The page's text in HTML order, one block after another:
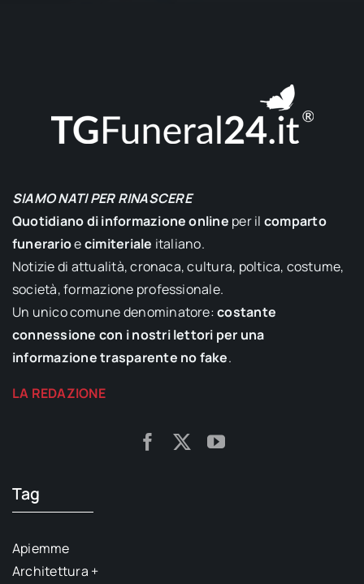
SIAMO NATI PER RINASCERE
Quotidiano di informazione online per il comparto
funerarioecimiteriale italiano.
Notizie di attualità, cronaca, cultura, poltica, costume,
società, formazione professionale.
Un unico comune denominatore:costante
connessione con i nostri lettori per una
informazione trasparente no fake.
LA REDAZIONE
Tag
Apiemme
Architettura +